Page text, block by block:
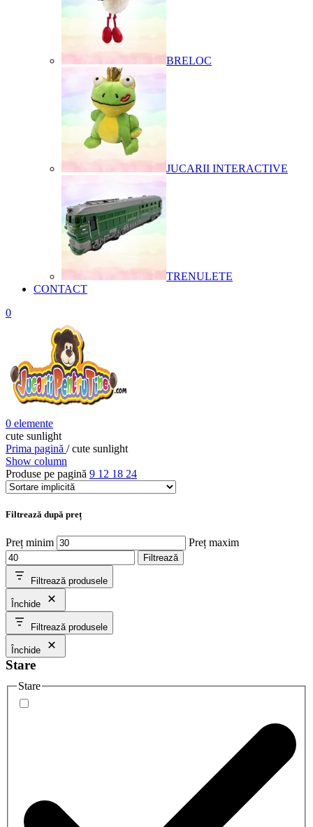
BRELOC
JUCARII INTERACTIVE
TRENULETE
CONTACT
0
0 elemente
cute sunlight
Prima pagină / cute sunlight
Show column
Produse pe pagină 9 12 18 24
Filtrează după preț
Preț minim Preț maxim
Filtrează
Filtrează produsele
Închide
Filtrează produsele
Închide
Stare
Stare